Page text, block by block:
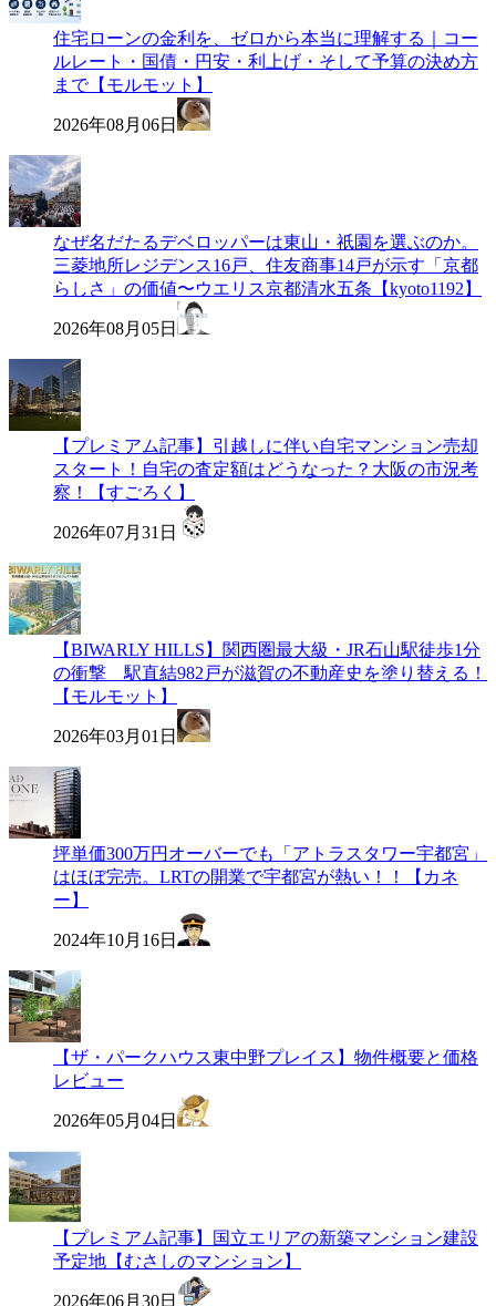
住宅ローンの金利を、ゼロから本当に理解する｜コー
ルレート・国債・円安・利上げ・そして予算の決め方
まで【モルモット】
2026年08月06日
なぜ名だたるデベロッパーは東山・祇園を選ぶのか。
三菱地所レジデンス16戸、住友商事14戸が示す「京都
らしさ」の価値〜ウエリス京都清水五条【kyoto1192】
2026年08月05日
【プレミアム記事】引越しに伴い自宅マンション売却
スタート！自宅の査定額はどうなった？大阪の市況考
察！【すごろく】
2026年07月31日
【BIWARLY HILLS】関西圏最大級・JR石山駅徒歩1分
の衝撃 駅直結982戸が滋賀の不動産史を塗り替える！
【モルモット】
2026年03月01日
坪単価300万円オーバーでも「アトラスタワー宇都宮」
はほぼ完売。LRTの開業で宇都宮が熱い！！【カネ
ー】
2024年10月16日
【ザ・パークハウス東中野プレイス】物件概要と価格
レビュー
2026年05月04日
【プレミアム記事】国立エリアの新築マンション建設
予定地【むさしのマンション】
2026年06月30日